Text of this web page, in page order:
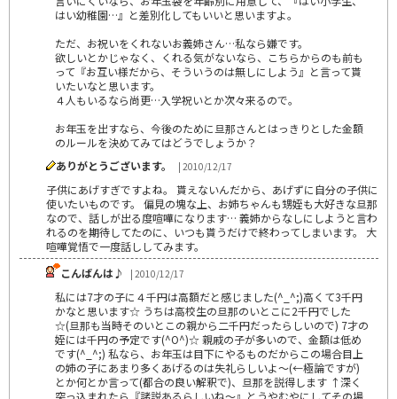
はい幼稚園…』と差別化してもいいと思いますよ。
ただ、お祝いをくれないお義姉さん…私なら嫌です。
欲しいとかじゃなく、くれる気がないなら、こちらからのも前も
って『お互い様だから、そういうのは無しにしよう』と言って貰
いたいなと思います。
４人もいるなら尚更…入学祝いとか次々来るので。
お年玉を出すなら、今後のために旦那さんとはっきりとした金額
のルールを決めてみてはどうでしょうか？
ありがとうございます。
| 2010/12/17
子供にあげすぎですよね。 貰えないんだから、あげずに自分の子供に
使いたいものです。 偏見の塊な上、お姉ちゃんも甥姪も大好きな旦那
なので、話しが出る度喧嘩になります… 義姉からなしにしようと言わ
れるのを期待してたのに、いつも貰うだけで終わってしまいます。 大
喧嘩覚悟で一度話ししてみます。
こんばんは♪
| 2010/12/17
私には7才の子に４千円は高額だと感じました(^_^;)高くて3千円
かなと思います☆ うちは高校生の旦那のいとこに2千円でした
☆(旦那も当時そのいとこの親から二千円だったらしいので) 7才の
姪には千円の予定です(^O^)☆ 親戚の子が多いので、金額は低め
です(^_^;) 私なら、お年玉は目下にやるものだからこの場合目上
の姉の子にあまり多くあげるのは失礼らしいよ～(←極論ですが)
とか何とか言って(都合の良い解釈で)、旦那を説得します ↑深く
突っ込まれたら『諸説あるらしいね～』とうやむやにしてその場